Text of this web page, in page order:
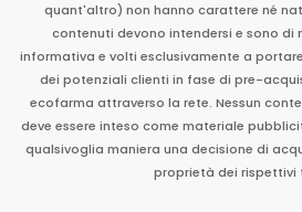
quant'altro) non hanno carattere né
contenuti devono intendersi e sono di
informativa e volti esclusivamente a
dei potenziali clienti in fase di pre-
ecofarma attraverso la rete. Nessun
deve essere inteso come materiale
qualsivoglia maniera una decisione di
proprietà dei rispettivi